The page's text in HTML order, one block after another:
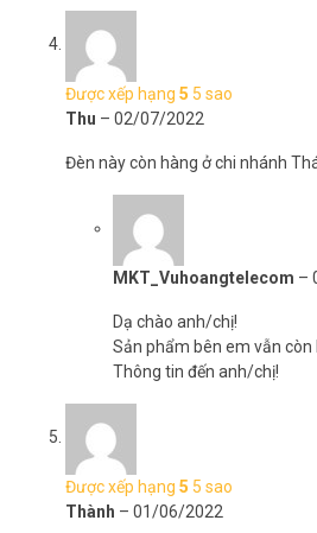
Được xếp hạng 5 5 sao
Thu – 02/07/2022
Đèn này còn hàng ở chi nhánh
MKT_Vuhoangtelecom –
Dạ chào anh/chị!
Sản phẩm bên em vẫn còn
Thông tin đến anh/chị!
Được xếp hạng 5 5 sao
Thành – 01/06/2022